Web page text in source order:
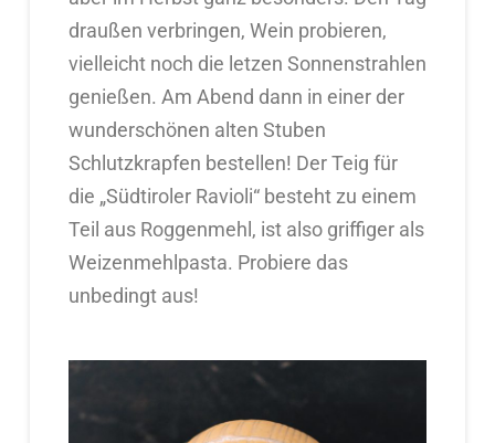
draußen verbringen, Wein probieren,
vielleicht noch die letzen Sonnenstrahlen
genießen. Am Abend dann in einer der
wunderschönen alten Stuben
Schlutzkrapfen bestellen! Der Teig für
die „Südtiroler Ravioli“ besteht zu einem
Teil aus Roggenmehl, ist also griffiger als
Weizenmehlpasta. Probiere das
unbedingt aus!